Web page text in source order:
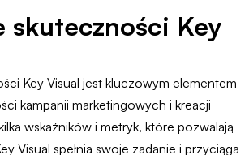
skuteczności Key
Key Visual jest kluczowym elementem
kampanii marketingowych i kreacji
wskaźników i metryk, które pozwalają
Visual spełnia swoje zadanie i przyciąga